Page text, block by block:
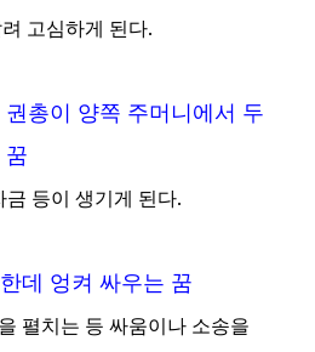
고심하게 된다.
총이 양쪽 주머니에서 두
등이 생기게 된다.
데 엉켜 싸우는 꿈
펼치는 등 싸움이나 소송을